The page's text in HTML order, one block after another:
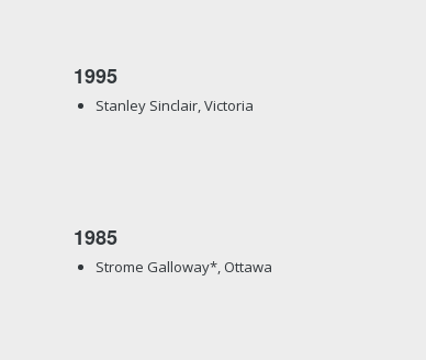
1995
Stanley Sinclair, Victoria
1985
Strome Galloway*, Ottawa